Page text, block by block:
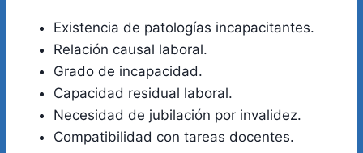
Existencia de patologías incapacitantes.
Relación causal laboral.
Grado de incapacidad.
Capacidad residual laboral.
Necesidad de jubilación por invalidez.
Compatibilidad con tareas docentes.